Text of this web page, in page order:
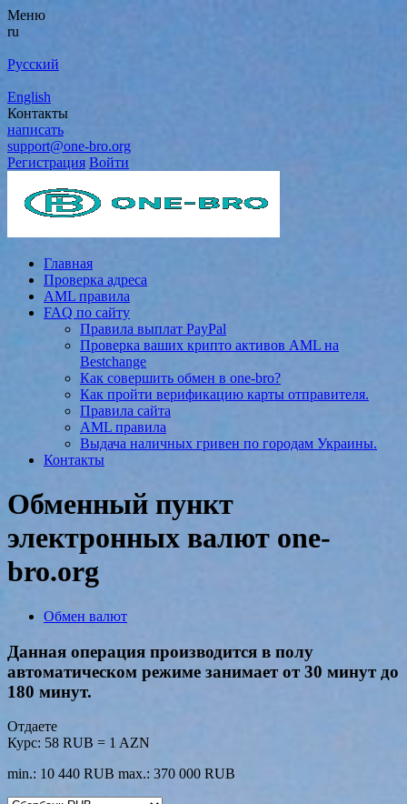
Меню
ru
Русский
English
Контакты
написать
support@one-bro.org
Регистрация Войти
Главная
Проверка адреса
AML правила
FAQ по сайту
Правила выплат PayPal
Проверка ваших крипто активов AML на
Bestchange
Как совершить обмен в one-bro?
Как пройти верификацию карты отправителя.
Правила сайта
AML правила
Выдача наличных гривен по городам Украины.
Контакты
Обменный пункт
электронных валют one-
bro.org
Обмен валют
Данная операция производится в полу
автоматическом режиме занимает от 30 минут до
180 минут.
Отдаете
Курс: 58 RUB = 1 AZN
min.: 10 440 RUB max.: 370 000 RUB